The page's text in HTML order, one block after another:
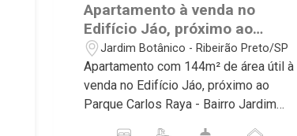
Apartamento à venda no
Edifício Jáo, próximo ao
Parque Carlos Raya - Ribeirão
Preto/SP.
Jardim Botânico - Ribeirão Preto/SP
Apartamento com 144m² de área útil à
venda no Edifício Jáo, próximo ao
Parque Carlos Raya - Bairro Jardim